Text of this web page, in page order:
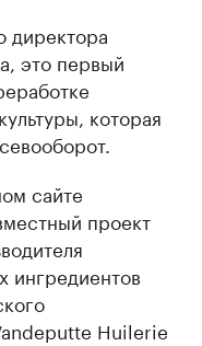
директора
это первый
которая
сайте
проект
ингредиентов
Huilerie